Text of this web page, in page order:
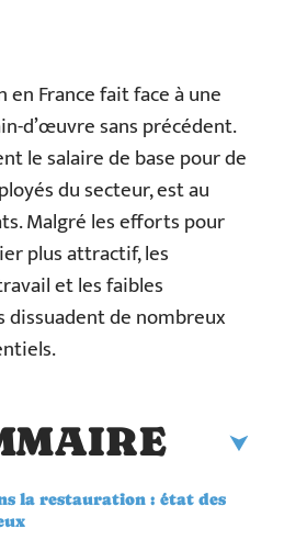
France fait face à une
d’œuvre sans précédent.
le salaire de base pour de
du secteur, est au
Malgré les efforts pour
plus attractif, les
et les faibles
de nombreux
la restauration : état des